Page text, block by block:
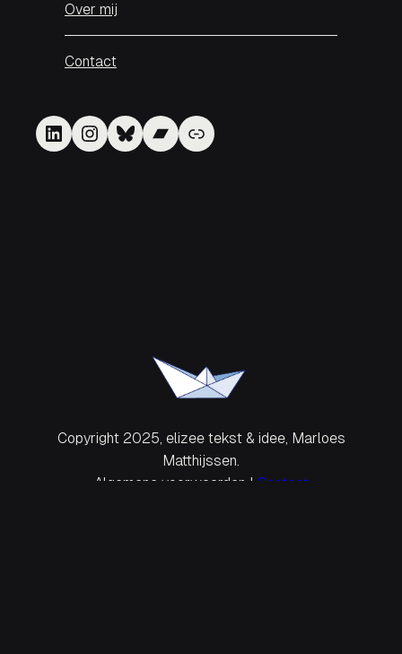
Over mij
Contact
LinkedIn Instagram Bluesky Bandcamp Link
Copyright 2025, elizee tekst & idee, Marloes
Matthijssen.
Algemene voorwaarden | Contact